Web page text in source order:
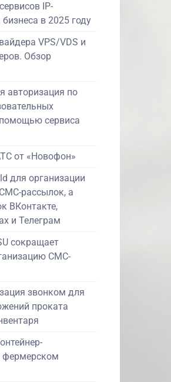
IP-
в 2025 году
VPS/VDS и
Обзор
авторизация по
сервиса
от «Новофон»
для организации
рассылок, а
ВКонтакте,
и Телеграм
сокращает
СМС-
звонком для
проката
фермерском